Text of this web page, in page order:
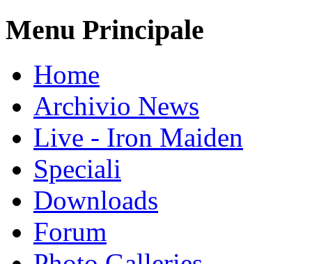
Menu Principale
Home
Archivio News
Live - Iron Maiden
Speciali
Downloads
Forum